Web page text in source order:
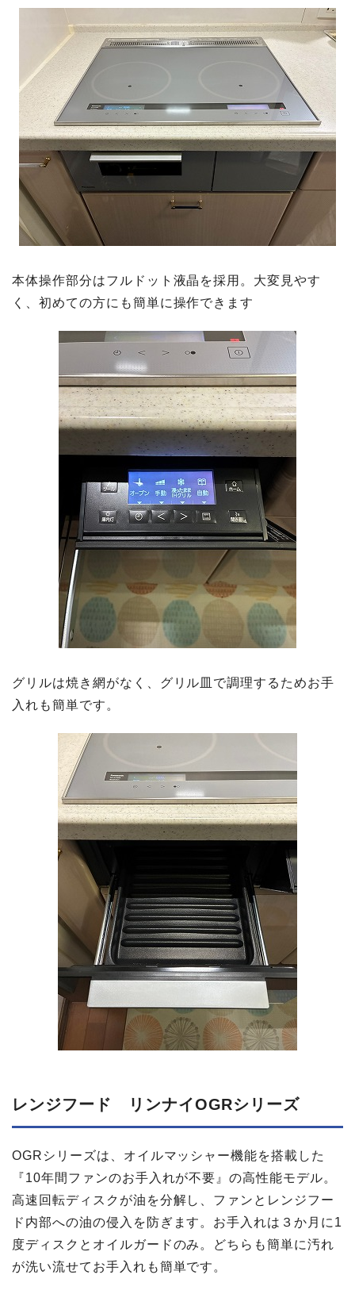
本体操作部分はフルドット液晶を採用。大変見やす
く、初めての方にも簡単に操作できます
グリルは焼き網がなく、グリル皿で調理するためお手
入れも簡単です。
レンジフード リンナイOGRシリーズ
OGRシリーズは、オイルマッシャー機能を搭載した
『10年間ファンのお手入れが不要』の高性能モデル。
高速回転ディスクが油を分解し、ファンとレンジフー
ド内部への油の侵入を防ぎます。お手入れは３か月に1
度ディスクとオイルガードのみ。どちらも簡単に汚れ
が洗い流せてお手入れも簡単です。